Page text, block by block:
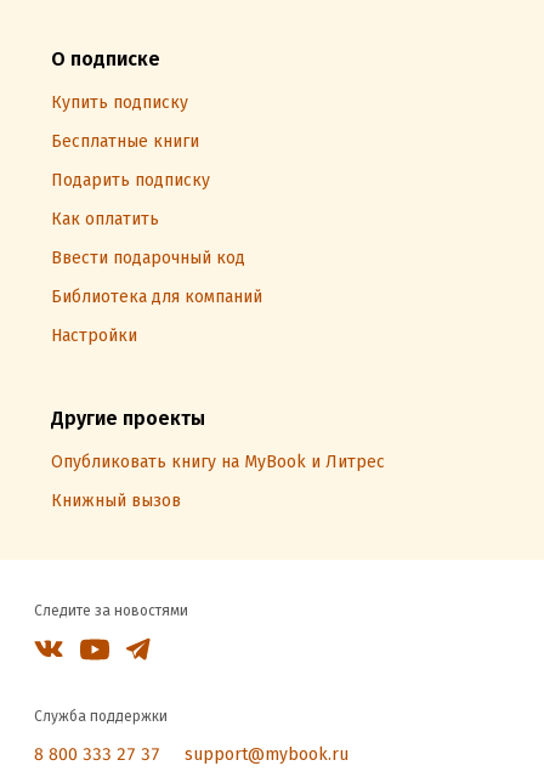
О подписке
Купить подписку
Бесплатные книги
Подарить подписку
Как оплатить
Ввести подарочный код
Библиотека для компаний
Настройки
Другие проекты
Опубликовать книгу на MyBook и Литрес
Книжный вызов
Следите за новостями
Служба поддержки
8 800 333 27 37 support@mybook.ru